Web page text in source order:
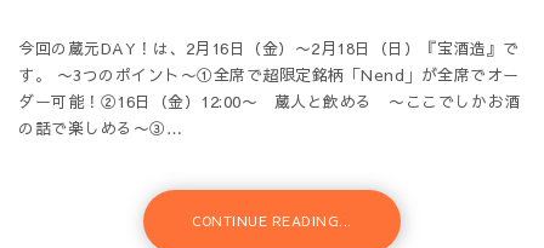
今回の蔵元DAY！は、2月16日（金）〜2月18日（日）『宝酒造』で
す。 〜3つのポイント〜①全席で超限定銘柄「Nend」が全席でオー
ダー可能！②16日（金）12:00〜 蔵人と飲める 〜ここでしかお酒
の話で楽しめる〜③…
CONTINUE READING...